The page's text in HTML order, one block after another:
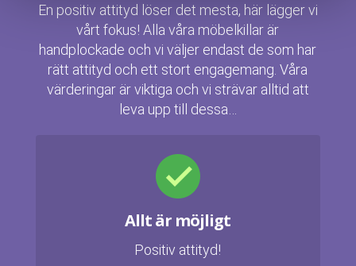
En positiv attityd löser det mesta, här lägger vi
vårt fokus! Alla våra möbelkillar är
handplockade och vi väljer endast de som har
rätt attityd och ett stort engagemang. Våra
värderingar är viktiga och vi strävar alltid att
leva upp till dessa…
Allt är möjligt
Positiv attityd!